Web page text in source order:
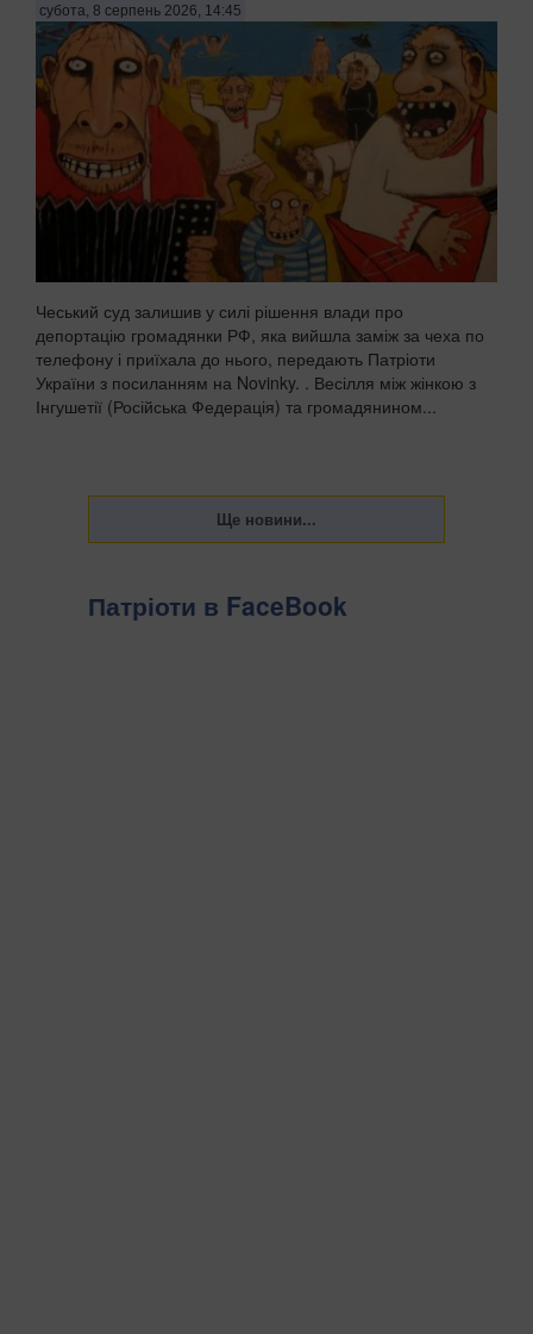
субота, 8 серпень 2026, 14:45
Чеський суд залишив у силі рішення влади про
депортацію громадянки РФ, яка вийшла заміж за чеха по
телефону і приїхала до нього, передають Патріоти
України з посиланням на Novinky. . Весілля між жінкою з
Інгушетії (Російська Федерація) та громадянином...
Патріоти в FaceBook